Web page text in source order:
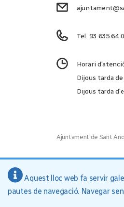
Tel. 93 635 64
Horari
Dijous tarda de
Dijous tarda
Ajuntament de Sant
Aquest lloc web fa servir
pautes de navegació. Navegar